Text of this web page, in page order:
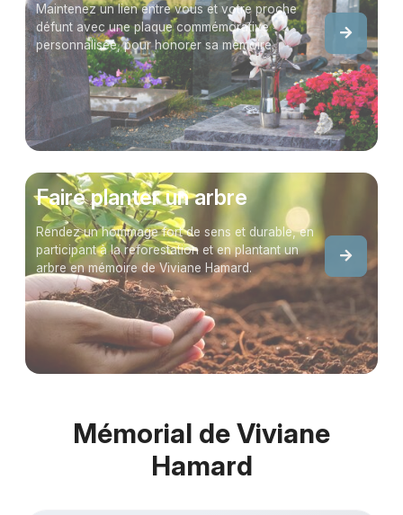
Maintenez un lien entre vous et votre proche
défunt avec une plaque commémorative
personnalisée, pour honorer sa mémoire.
Faire planter un arbre
Rendez un hommage fort de sens et durable, en
participant à la reforestation et en plantant un
arbre en mémoire de Viviane Hamard.
Mémorial de Viviane
Hamard